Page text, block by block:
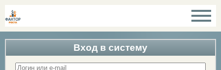
Вход в систему